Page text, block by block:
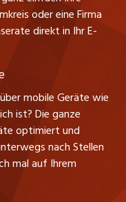
oder eine Firma
direkt in Ihr E-
mobile Geräte wie
ist? Die ganze
optimiert und
nach Stellen
mal auf Ihrem